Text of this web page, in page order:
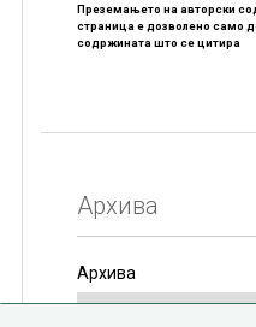
Преземањето на авторски
страница е дозволено само
содржината што се цитира
Архива
Архива